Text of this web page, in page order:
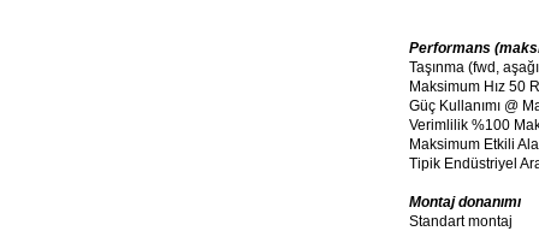
Performans
Taşınma (fwd,
Maksimum Hız 50
Güç Kullanımı @
Verimlilik %100
Maksimum Etkili
Tipik Endüstriyel
Montaj donanımı
Standart montaj